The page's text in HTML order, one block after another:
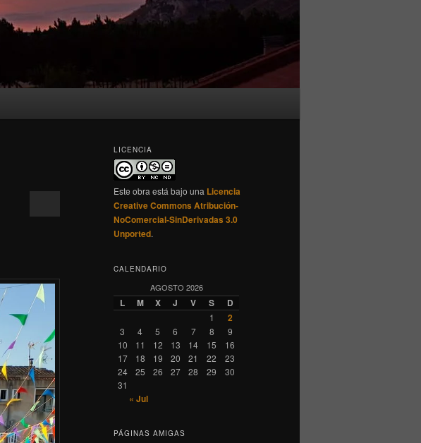
LICENCIA
Este obra está bajo una Licencia
Creative Commons Atribución-
NoComercial-SinDerivadas 3.0
Unported.
CALENDARIO
AGOSTO 2026
L M X J V S D
1 2
3 4 5 6 7 8
9
10
11 12 13 14 15
16
17
18 19 20 21 22
23
24
25 26 27 28 29
30
31
« Jul
PÁGINAS AMIGAS